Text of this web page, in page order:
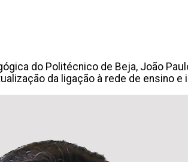
do Politécnico de Beja, João
da ligação à rede de ensino